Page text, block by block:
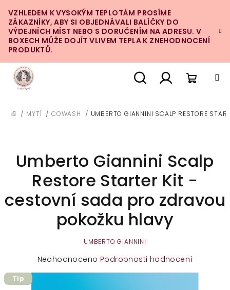
na
obsah
VZHLEDEM K VYSOKÝM TEPLOTÁM PROSÍME
ZÁKAZNÍKY, ABY SI OBJEDNÁVALI BALÍČKY DO
VÝDEJNÍCH MÍST NEBO S DORUČENÍM NA ADRESU. V
BOXECH MŮŽE DOJÍT VLIVEM TEPLA K ZNEHODNOCENÍ
PRODUKTŮ.
DOMŮ
/ MYTÍ / COWASH / UMBERTO GIANNINI SCALP RESTORE
Umberto Giannini Scalp
Restore Starter Kit -
cestovní sada pro zdravou
pokožku hlavy
UMBERTO GIANNINI
Průměrné
Neohodnoceno Podrobnosti hodnocení
Tip